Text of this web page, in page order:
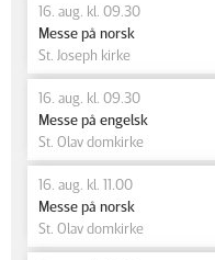
16. aug. kl. 09.30
Messe på norsk
St. Joseph kirke
16. aug. kl. 09.30
Messe på engelsk
St. Olav domkirke
16. aug. kl. 11.00
Messe på norsk
St. Olav domkirke